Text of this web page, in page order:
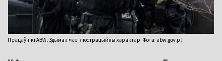
Працаўнікі ABW. Здымак мае ілюстрацыйны характар. Фота: abw.gov.pl